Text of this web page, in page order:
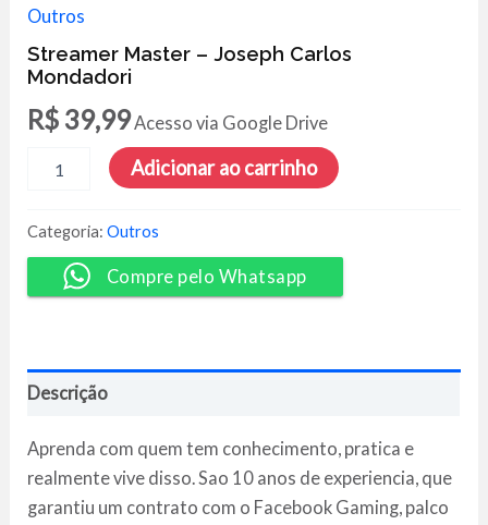
Outros
Streamer Master – Joseph Carlos
Mondadori
R$ 39,99Acesso via Google Drive
Master
Joseph
Carlos
Mondadori
quantidade
Adicionar ao carrinho
Categoria:Outros
Compre pelo Whatsapp
Descrição
Aprenda com quem tem conhecimento, pratica e
realmente vive disso. Sao 10 anos de experiencia, que
garantiu um contrato com o Facebook Gaming, palco